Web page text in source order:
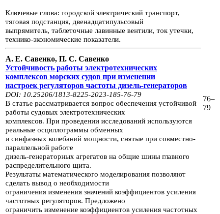
Ключевые слова: городской электрический транспорт,
тяговая подстанция, двенадцатипульсовый
выпрямитель, таблеточные лавинные вентили, ток утеч­ки,
технико-экономические показатели.
А. Е. Савенко, П. С. Савенко
Устойчивость работы электротехнических
комплексов морских судов при изменении
настроек регуляторов частоты дизель-генераторов
DOI: 10.25206/1813-8225-2023-185-76-79
В статье рассматривается вопрос обеспечения устойчивой
работы судовых электротехнических
комплексов. При проведении исследований используют­ся
реальные осциллограммы обменных
и синфазных колебаний мощности, снятые при совместно-
параллельной работе
дизель-генераторных агрегатов на общие шины главного
распределительного щита.
Результаты математи­ческого моделирования позволяют
сделать вывод о необходимости
ограни­чения изменения значений коэффициентов усиления
частотных регуляторов. Предложено
ограничить изменение коэффициентов усиления частотных
76–
79